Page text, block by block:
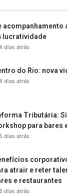
lucratividade
dias atrás
do Rio: nova
dias atrás
Tributária:
para bares
5 dias atrás
atrair e reter
e restaurantes
dias atrás